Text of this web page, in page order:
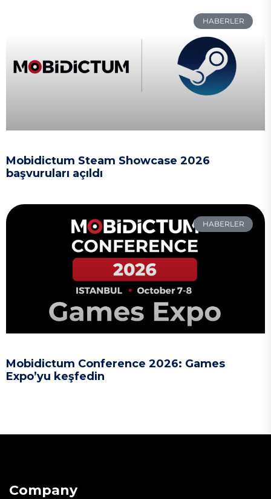
HABERLER
Mobidictum Steam Showcase 2026
başvuruları açıldı
HABERLER
Mobidictum Conference 2026: Games
Expo’yu keşfedin
Company